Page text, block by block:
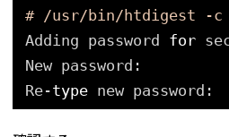
# /usr/bin/htdigest -c
Adding password for
New password:
Re-type new password: